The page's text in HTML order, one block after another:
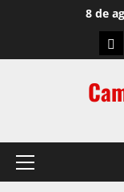
8 de